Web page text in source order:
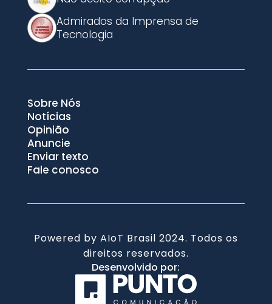
Admirados da Imprensa de
Tecnologia
Sobre Nós
Notícias
Opinião
Anuncie
Enviar texto
Fale conosco
Powered by AIoT Brasil 2024. Todos os
direitos reservados.
Desenvolvido por: